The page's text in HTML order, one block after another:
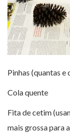
Pinhas (quantas e
Cola quente
Fita de cetim
mais grossa para